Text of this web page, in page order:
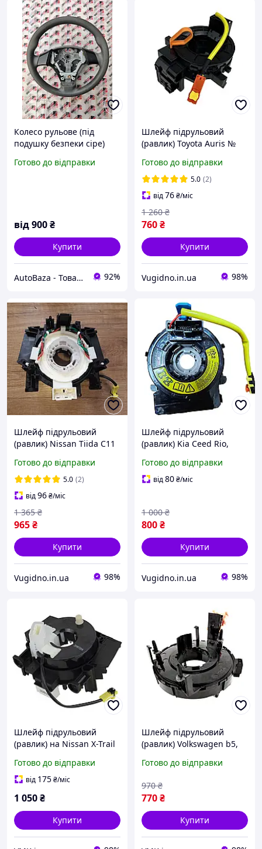
Колесо рульове (під
подушку безпеки сіре)
101400174400651-01, (з
Готово до відправки
від900₴
Купити
AutoBaza - Товари для автомобілей та життя 92%
Шлейф підрульовий
(равлик) Toyota Auris №
Готово до відправки
5.0 (2)
від76₴/міс
760₴
1 260 ₴
Купити
Vugidno.in.ua 98%
Шлейф підрульовий
(равлик) Nissan Tiida C11
2011, 2012, 2013 № 25567-
et225
Готово до відправки
5.0 (2)
від96₴/міс
965₴
1 365 ₴
Купити
Vugidno.in.ua 98%
Шлейф підрульовий
(равлик) Kia Ceed Rio,
2018 № 93490A6315,
934901R311
Готово до відправки
від80₴/міс
800₴
1 000 ₴
Купити
Vugidno.in.ua 98%
Шлейф підрульовий
(равлик) на Nissan X-Trail
JD40E (Ш-1914)
Готово до відправки
від 175₴/міс
1 050₴
Купити
Шлейф підрульовий
(равлик) Volkswagen b5,
1J0959653C
Готово до відправки
770₴
970 ₴
Купити